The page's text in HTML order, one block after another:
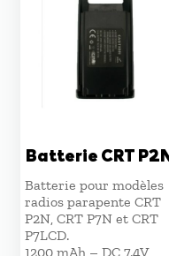
Batterie CRT
Batterie pour modèles
radios parapente CRT
P2N, CRT P7N et CRT
P7LCD.
1200 mAh – DC 7.4V